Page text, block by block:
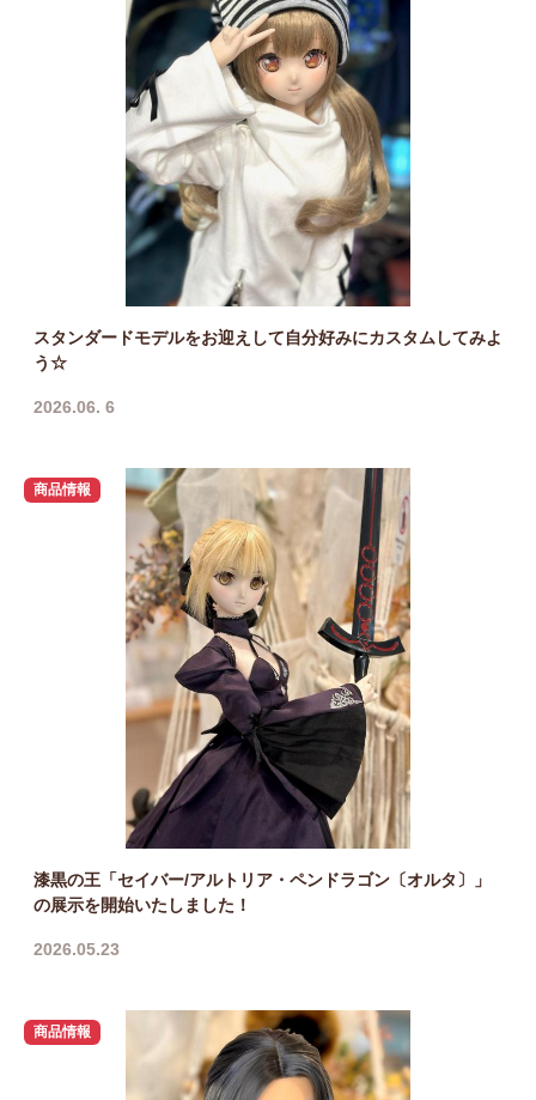
スタンダードモデルをお迎えして自分好みにカスタムしてみよ
う☆
2026.06. 6
商品情報
漆黒の王「セイバー/アルトリア・ペンドラゴン〔オルタ〕」
の展示を開始いたしました！
2026.05.23
商品情報